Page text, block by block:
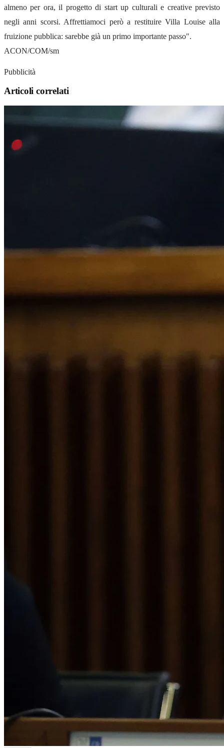
almeno per ora, il progetto di start up culturali e creative previsto
negli anni scorsi. Affrettiamoci però a restituire Villa Louise alla
fruizione pubblica: sarebbe già un primo importante passo".
ACON/COM/sm
Pubblicità
Articoli correlati